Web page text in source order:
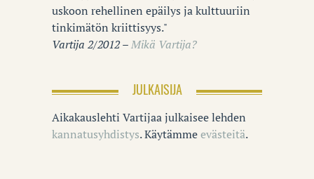
uskoon rehellinen epäilys ja kulttuuriin
tinkimätön kriittisyys."
Vartija 2/2012 –Mikä Vartija?
JULKAISIJA
Aikakauslehti Vartijaa julkaisee lehden
kannatusyhdistys. Käytämmeevästeitä.